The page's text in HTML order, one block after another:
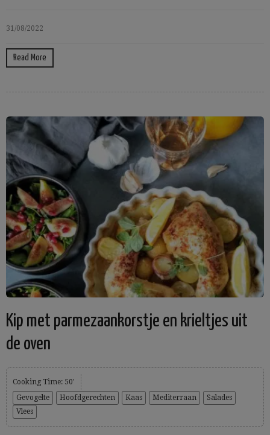
31/08/2022
Read More
Kip met parmezaankorstje en krieltjes uit
de oven
Cooking Time: 50'
Gevogelte
Hoofdgerechten Kaas Mediterraan
Salades
Vlees